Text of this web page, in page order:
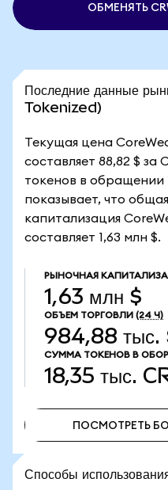
ОБМЕНЯТЬ
Последние данные
Tokenized)
Текущая цена
составляет 88,82 $ за
токенов в обращении
показывает, что
капитализация
составляет 1,63 млн $.
РЫНОЧНАЯ
1,63 млн $
ОБЪЕМ ТОРГОВЛИ (24 Ч)
984,88 тыс.
СУММА ТОКЕНОВ В
18,35 тыс.
ПОСМОТРЕТЬ
Способы